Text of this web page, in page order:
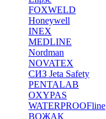
FOXWELD
Honeywell
INEX
MEDLINE
Nordman
NOVATEX
СИЗ Jeta Safety
PENTALAB
OXYPAS
WATERPROOFline
ВОЖАК